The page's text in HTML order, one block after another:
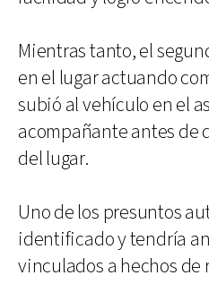
Mientras tanto, el
en el lugar actuando
subió al vehículo en el
acompañante antes de
del lugar.
Uno de los presuntos
identificado y tendría
vinculados a hechos de